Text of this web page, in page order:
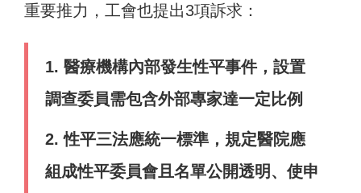
重要推力，工會也提出3項訴求：
1. 醫療機構內部發生性平事件，設置
調查委員需包含外部專家達一定比例
2. 性平三法應統一標準，規定醫院應
組成性平委員會且名單公開透明、使申